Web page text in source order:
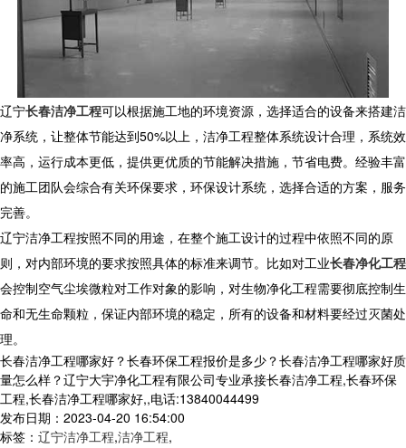
辽宁长春洁净工程可以根据施工地的环境资源，选择适合的设备来搭建洁
净系统，让整体节能达到50%以上，洁净工程整体系统设计合理，系统效
率高，运行成本更低，提供更优质的节能解决措施，节省电费。经验丰富
的施工团队会综合有关环保要求，环保设计系统，选择合适的方案，服务
完善。
辽宁洁净工程按照不同的用途，在整个施工设计的过程中依照不同的原
则，对内部环境的要求按照具体的标准来调节。比如对工业长春净化工程
会控制空气尘埃微粒对工作对象的影响，对生物净化工程需要彻底控制生
命和无生命颗粒，保证内部环境的稳定，所有的设备和材料要经过灭菌处
理。
长春洁净工程哪家好？长春环保工程报价是多少？长春洁净工程哪家好质
量怎么样？辽宁大宇净化工程有限公司专业承接长春洁净工程,长春环保
工程,长春洁净工程哪家好,,电话:13840044499
发布日期：2023-04-20 16:54:00
标签： 辽宁洁净工程,洁净工程,